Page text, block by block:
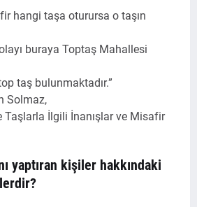
hangi taşa oturursa o taşın
buraya Toptaş Mahallesi
taş bulunmaktadır.”
Solmaz,
Taşlarla İlgili İnanışlar ve Misafir
yaptıran kişiler hakkındaki